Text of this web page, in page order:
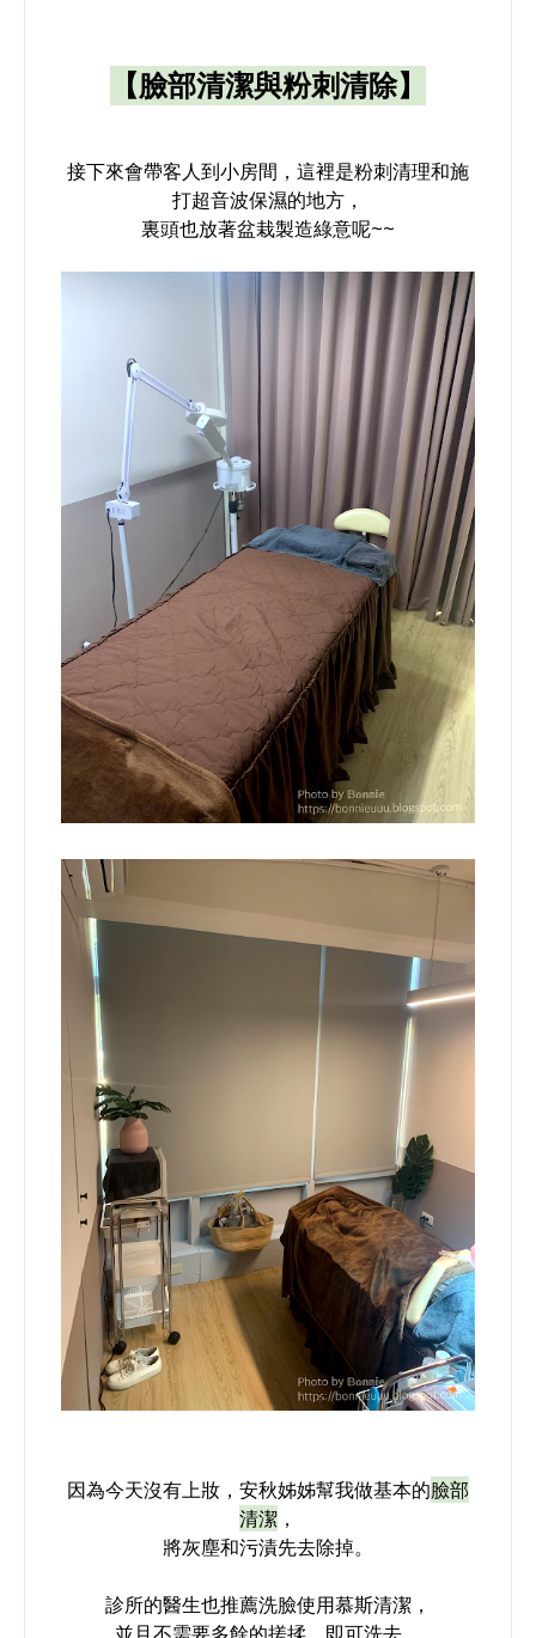
【臉部清潔與粉刺清除】
接下來會帶客人到小房間，這裡是粉刺清理和施
打超音波保濕的地方，
裏頭也放著盆栽製造綠意呢~~
因為今天沒有上妝，安秋姊姊幫我做基本的臉部
清潔 ，
將灰塵和污漬先去除掉。
診所的醫生也推薦洗臉使用慕斯清潔，